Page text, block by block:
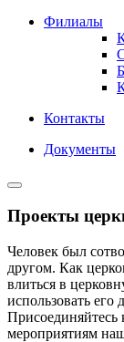
Филиалы
Контакты
Документы
Проекты
Человек был
другом. Как
влиться в
использовать
мероприятиям